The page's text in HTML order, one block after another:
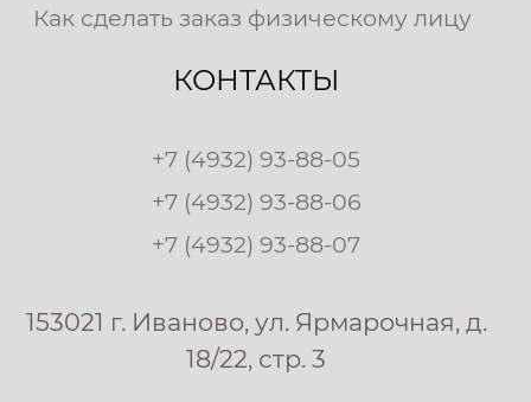
Как сделать заказ физическому лицу
КОНТАКТЫ
+7 (4932) 93-88-05
+7 (4932) 93-88-06
+7 (4932) 93-88-07
153021 г. Иваново, ул. Ярмарочная, д.
18/22, стр. 3